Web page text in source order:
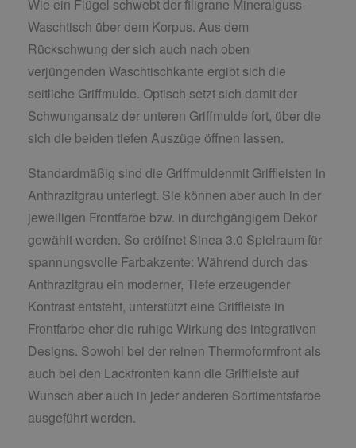
Wie ein Flügel schwebt der filigrane Mineralguss-
Waschtisch über dem Korpus. Aus dem
Rückschwung der sich auch nach oben
verjüngenden Waschtischkante ergibt sich die
seitliche Griffmulde. Optisch setzt sich damit der
Schwungansatz der unteren Griffmulde fort, über die
sich die beiden tiefen Auszüge öffnen lassen.
Standardmäßig sind die Griffmuldenmit Griffleisten in
Anthrazitgrau unterlegt. Sie können aber auch in der
jeweiligen Frontfarbe bzw. in durchgängigem Dekor
gewählt werden. So eröffnet Sinea 3.0 Spielraum für
spannungsvolle Farbakzente: Während durch das
Anthrazitgrau ein moderner, Tiefe erzeugender
Kontrast entsteht, unterstützt eine Griffleiste in
Frontfarbe eher die ruhige Wirkung des integrativen
Designs. Sowohl bei der reinen Thermoformfront als
auch bei den Lackfronten kann die Griffleiste auf
Wunsch aber auch in jeder anderen Sortimentsfarbe
ausgeführt werden.